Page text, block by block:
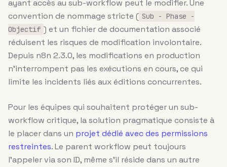
ayant accès au sub-workflow peut le modifier. Une
convention de nommage stricte ( Sub - Phase -
Objectif ) et un fichier de documentation associé
réduisent les risques de modification involontaire.
Depuis n8n 2.3.0, les modifications en production
n’interrompent pas les exécutions en cours, ce qui
limite les incidents liés aux éditions concurrentes.
Pour les équipes qui souhaitent protéger un sub-
workflow critique, la solution pragmatique consiste à
le placer dans un projet dédié avec des permissions
restreintes. Le parent workflow peut toujours
l’appeler via son ID, même s’il réside dans un autre